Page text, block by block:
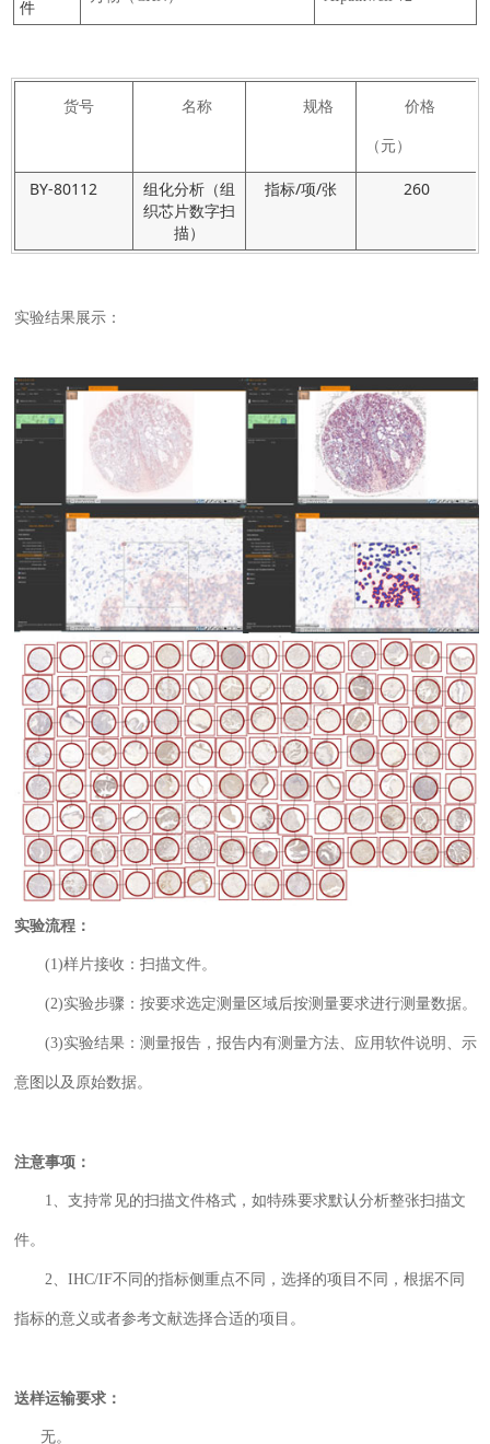
件
货号 名称 规格 价格
（元）
BY-80112
组化分析（组
织芯片数字扫
描）
指标/项/张 260
实验结果展示：
实验流程：
(1)样片接收：扫描文件。
(2)实验步骤：按要求选定测量区域后按测量要求进行测量数据。
(3)实验结果：测量报告，报告内有测量方法、应用软件说明、示
意图以及原始数据。
注意事项：
1、支持常见的扫描文件格式，如特殊要求默认分析整张扫描文
件。
2、IHC/IF不同的指标侧重点不同，选择的项目不同，根据不同
指标的意义或者参考文献选择合适的项目。
送样运输要求：
无。